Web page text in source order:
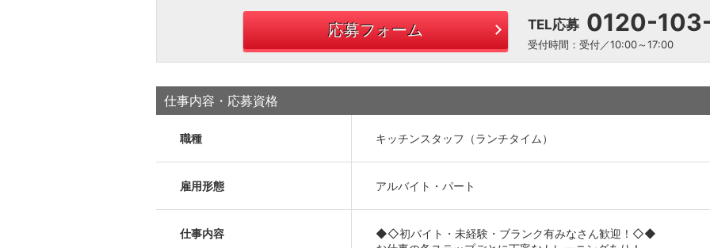
応募フォーム TEL応募 0120-
受付時間：受付／10:00～17:00
仕事内容・応募資格
職種 キッチンスタッフ（ランチタイム）
雇用形態 アルバイト・パート
仕事内容
◆◇初バイト・未経験・ブランク有みなさん歓迎！◇◆